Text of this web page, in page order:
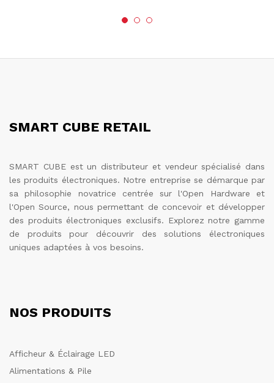
SMART CUBE RETAIL
SMART CUBE est un distributeur et vendeur spécialisé dans
les produits électroniques. Notre entreprise se démarque par
sa philosophie novatrice centrée sur l'Open Hardware et
l'Open Source, nous permettant de concevoir et développer
des produits électroniques exclusifs. Explorez notre gamme
de produits pour découvrir des solutions électroniques
uniques adaptées à vos besoins.
NOS PRODUITS
Afficheur & Éclairage LED
Alimentations & Pile